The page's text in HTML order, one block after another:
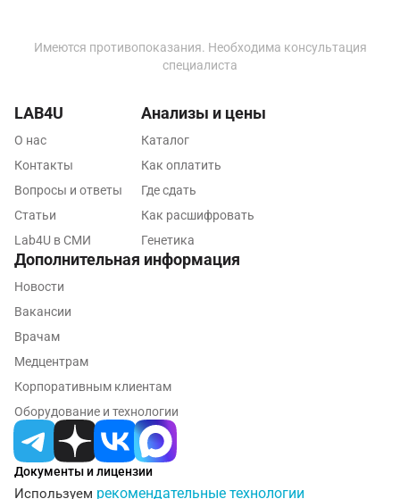
Имеются противопоказания. Необходима консультация
специалиста
Документы и лицензии
Используем рекомендательные технологии
LAB4U
О нас
Контакты
Вопросы и ответы
Статьи
Lab4U в СМИ
Анализы и цены
Каталог
Как оплатить
Где сдать
Как расшифровать
Генетика
Дополнительная информация
Новости
Вакансии
Врачам
Медцентрам
Корпоративным клиентам
Оборудование и технологии